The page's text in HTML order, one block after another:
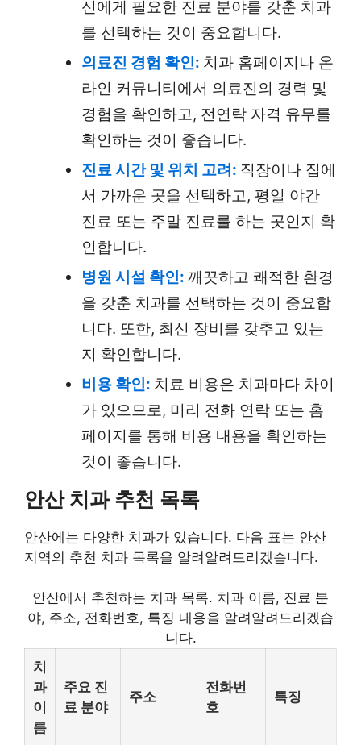
신에게 필요한 진료 분야를 갖춘 치과
를 선택하는 것이 중요합니다.
의료진 경험 확인: 치과 홈페이지나 온
라인 커뮤니티에서 의료진의 경력 및
경험을 확인하고, 전연락 자격 유무를
확인하는 것이 좋습니다.
진료 시간 및 위치 고려: 직장이나 집에
서 가까운 곳을 선택하고, 평일 야간
진료 또는 주말 진료를 하는 곳인지 확
인합니다.
병원 시설 확인: 깨끗하고 쾌적한 환경
을 갖춘 치과를 선택하는 것이 중요합
니다. 또한, 최신 장비를 갖추고 있는
지 확인합니다.
비용 확인: 치료 비용은 치과마다 차이
가 있으므로, 미리 전화 연락 또는 홈
페이지를 통해 비용 내용을 확인하는
것이 좋습니다.
안산 치과 추천 목록
안산에는 다양한 치과가 있습니다. 다음 표는 안산
지역의 추천 치과 목록을 알려알려드리겠습니다.
안산에서 추천하는 치과 목록. 치과 이름, 진료 분
야, 주소, 전화번호, 특징 내용을 알려알려드리겠습
니다.
치
과
이
름
주요 진
료 분야
주소
전화번
호
특징